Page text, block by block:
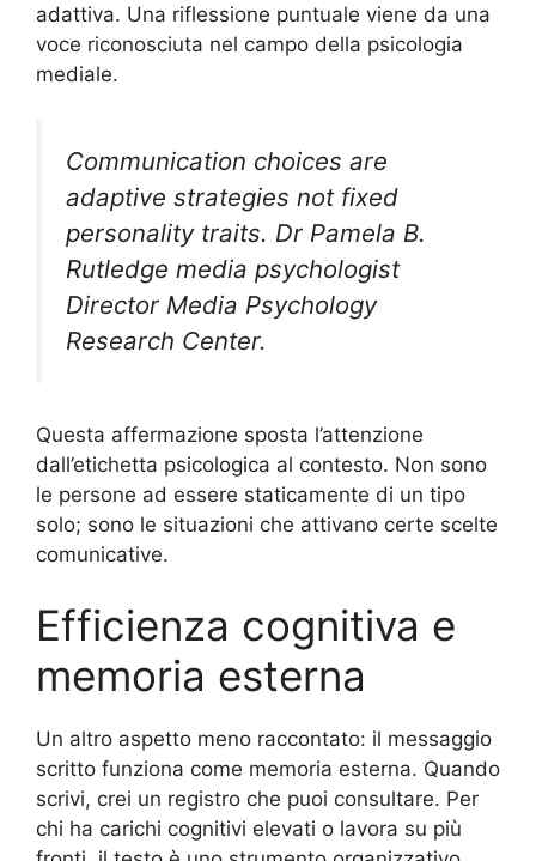
adattiva. Una riflessione puntuale viene da una
voce riconosciuta nel campo della psicologia
mediale.
Communication choices are
adaptive strategies not fixed
personality traits. Dr Pamela B.
Rutledge media psychologist
Director Media Psychology
Research Center.
Questa affermazione sposta l’attenzione
dall’etichetta psicologica al contesto. Non sono
le persone ad essere staticamente di un tipo
solo; sono le situazioni che attivano certe scelte
comunicative.
Efficienza cognitiva e
memoria esterna
Un altro aspetto meno raccontato: il messaggio
scritto funziona come memoria esterna. Quando
scrivi, crei un registro che puoi consultare. Per
chi ha carichi cognitivi elevati o lavora su più